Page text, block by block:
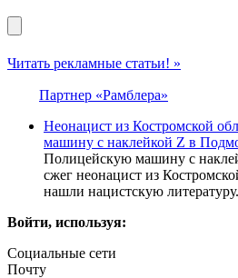
Читать рекламные статьи! »
Партнер «Рамблера»
Неонацист из Костромской
машину с наклейкой Z в
Полицейскую машину с
сжег неонацист из
нашли нацистскую литературу.
Войти, используя:
Социальные сети
Почту